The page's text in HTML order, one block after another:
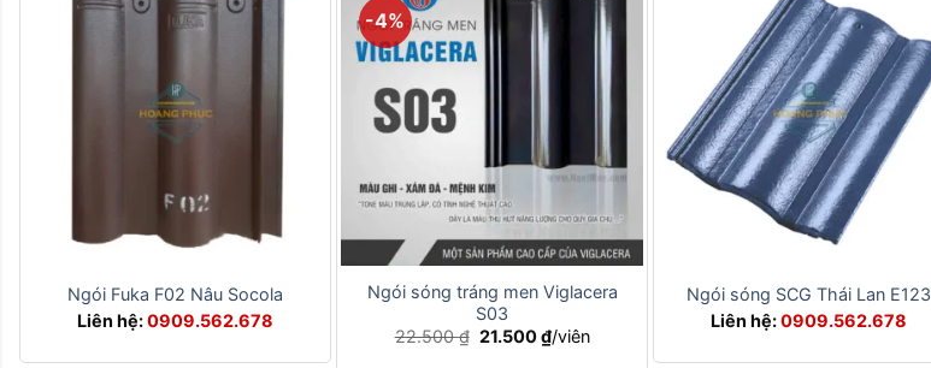
Ngói Fuka F02 Nâu Socola
Liên hệ:0909.562.678
-4%
+
Ngói sóng tráng men Viglacera
S03
22.500₫ Giá
21.500₫Giá
hiện
/viên
Ngói sóng SCG Thái Lan E123
Liên hệ:0909.562.678